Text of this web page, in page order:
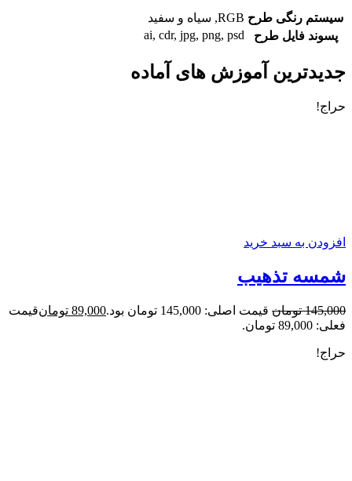
سیستم رنگی طرح RGB
, سیاه و سفید
پسوند فایل طرح
ai, cdr, jpg, png, psd
جدیدترین آموزش های آماده
حراج!
افزودن به سبد خرید
شمسه تذهیب
145,000 تومان قیمت اصلی: 145,000 تومان بود. 89,000 تومانقیمت
فعلی: 89,000 تومان.
حراج!